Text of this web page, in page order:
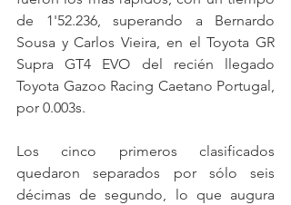
de 1'52.236, superando a Bernardo
Sousa y Carlos Vieira, en el Toyota GR
Supra GT4 EVO del recién llegado
Toyota Gazoo Racing Caetano Portugal,
por 0.003s.
Los cinco primeros clasificados
quedaron separados por sólo seis
décimas de segundo, lo que augura